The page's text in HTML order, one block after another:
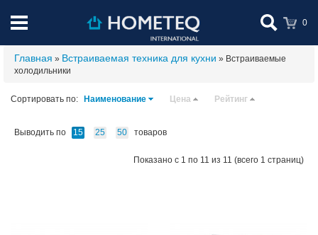
0
Главная » Встраиваемая техника для кухни » Встраиваемые
холодильники
Сортировать по: Наименование Цена Рейтинг
Выводить по 15 25 50 товаров
Показано с 1 по 11 из 11 (всего 1 страниц)